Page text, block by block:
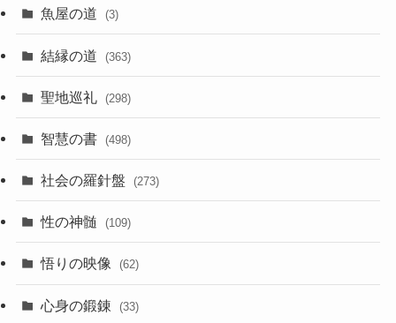
魚屋の道 (3)
結縁の道 (363)
聖地巡礼 (298)
智慧の書 (498)
社会の羅針盤 (273)
性の神髄 (109)
悟りの映像 (62)
心身の鍛錬 (33)